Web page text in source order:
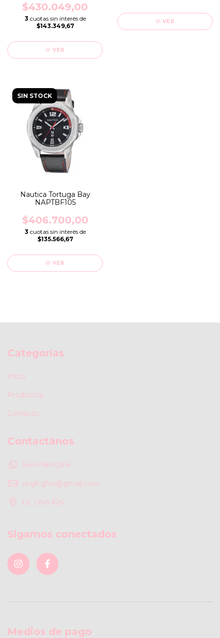
$430.049,00
3 cuotas sin interés de
$143.349,67
VER
VER
SIN STOCK
Nautica Tortuga Bay
NAPTBF105
$406.700,00
3 cuotas sin interés de
$135.566,67
VER
Categorías
Inicio
Productos
Contacto
Contactános
543476600616
virgili.ghio@gmail.com
Dr. Ghio 624
Sigamos conectados
Medios de pago